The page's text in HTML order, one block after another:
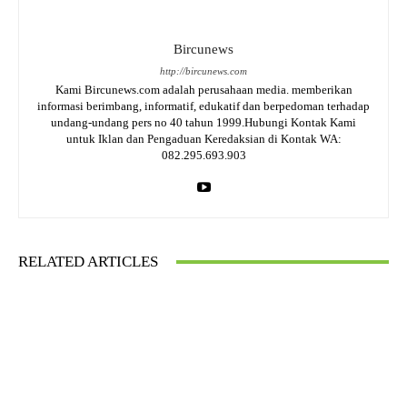
Bircunews
http://bircunews.com
Kami Bircunews.com adalah perusahaan media. memberikan
informasi berimbang, informatif, edukatif dan berpedoman terhadap
undang-undang pers no 40 tahun 1999.Hubungi Kontak Kami
untuk Iklan dan Pengaduan Keredaksian di Kontak WA:
082.295.693.903
RELATED ARTICLES